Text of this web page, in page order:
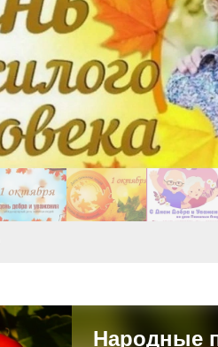
Народные